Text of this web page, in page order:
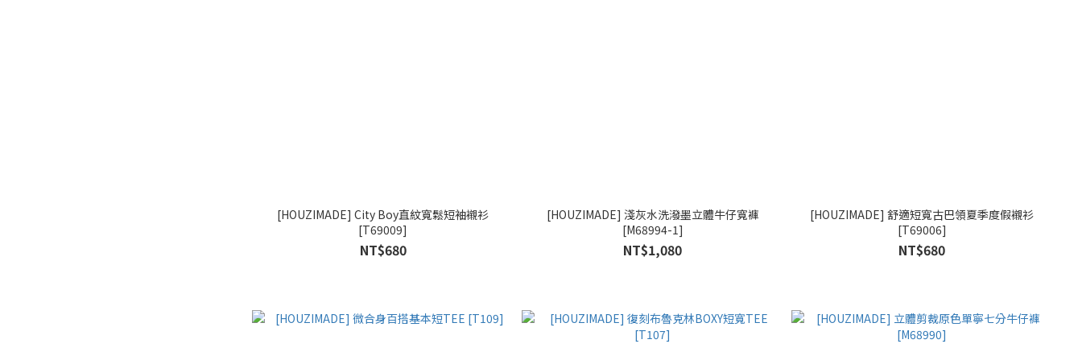
[HOUZIMADE] City Boy直紋寬鬆短袖襯衫
[T69009]
NT$680
[HOUZIMADE] 淺灰水洗潑墨立體牛仔寬褲
[M68994-1]
NT$1,080
[HOUZIMADE] 舒適短寬古巴領夏季度假襯衫
[T69006]
NT$680